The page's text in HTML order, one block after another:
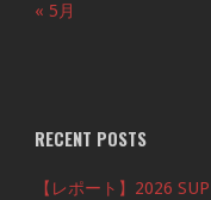
« 5月
RECENT POSTS
【レポート】2026